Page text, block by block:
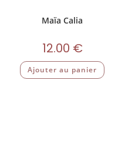
Maïa Calia
12.00 €
Ajouter au panier